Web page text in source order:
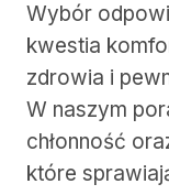
Wybór
kwestia
zdrowia i
W naszym
chłonność
które